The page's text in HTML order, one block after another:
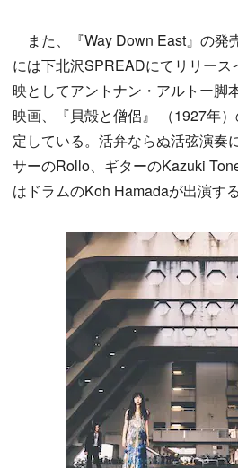
また、『Way Down East』の発
には下北沢SPREADにてリリー
映としてアントナン・アルトー脚
映画、『貝殻と僧侶』 （1927年
定している。活弁ならぬ活弦演奏
サーのRollo、ギターのKazuki
はドラムのKoh Hamadaが出演する